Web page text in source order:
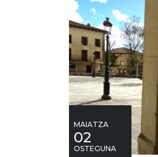
MAIATZA
02
OSTEGUNA